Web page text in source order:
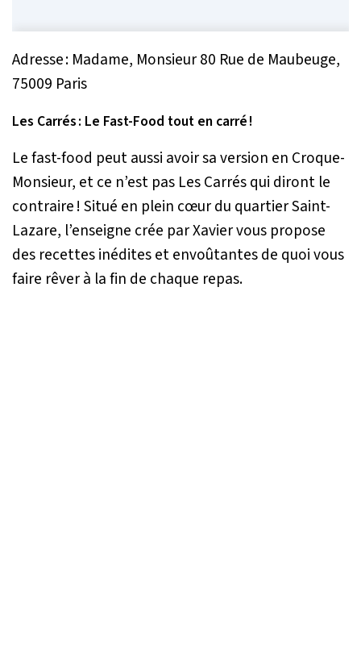
Adresse : Madame, Monsieur 80 Rue de Maubeuge,
75009 Paris
Les Carrés : Le Fast-Food tout en carré !
Le fast-food peut aussi avoir sa version en Croque-
Monsieur, et ce n’est pas Les Carrés qui diront le
contraire ! Situé en plein cœur du quartier Saint-
Lazare, l’enseigne crée par Xavier vous propose
des recettes inédites et envoûtantes de quoi vous
faire rêver à la fin de chaque repas.